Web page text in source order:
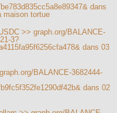
dans
maison tortue
>> graph.org/BALANCE-
3?
dans 03
BALANCE-3682444-
dans 02